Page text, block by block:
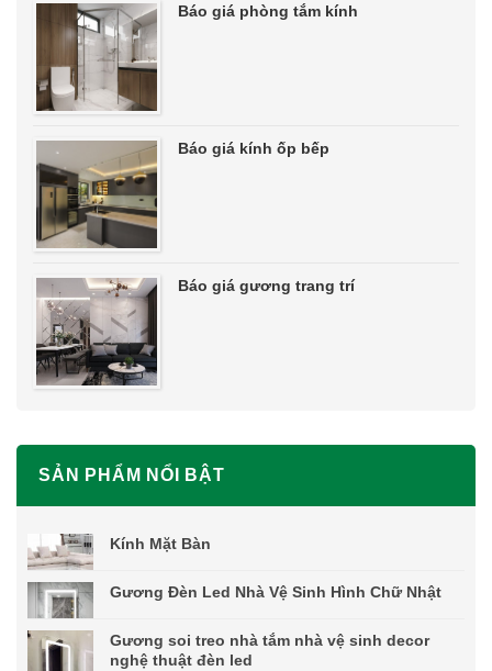
Báo giá phòng tắm kính
Báo giá kính ốp bếp
Báo giá gương trang trí
SẢN PHẨM NỔI BẬT
Kính Mặt Bàn
Gương Đèn Led Nhà Vệ Sinh Hình Chữ Nhật
Gương soi treo nhà tắm nhà vệ sinh decor
nghệ thuật đèn led